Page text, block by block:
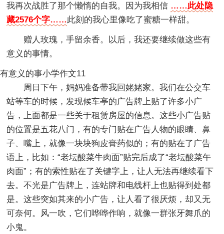
我再次战胜了那个懒惰的自我。因为我相信 ……此处隐
藏2576个字……此刻的我心里像吃了蜜糖一样甜。
赠人玫瑰，手留余香。以后，我还要继续做这些有
意义的事情。
有意义的事小学作文11
周日下午，妈妈准备带我回姥姥家。我们在公交车
站等车的时候，发现候车亭的广告牌上贴了许多小广
告，上面都是一些关于租赁房屋的信息。这些小广告贴
的位置是五花八门，有的专门贴在广告人物的眼睛、鼻
子、嘴上，就像一块块狗皮膏药似的；有的贴在了广告
语上，比如：“老坛酸菜牛肉面”贴完后成了“老坛酸菜午
肉面”；有的索性贴在了关键字上，让人无法再继续看下
去。不光是广告牌上，连站牌和电线杆上也贴得到处都
是。这些突如其来的小广告，让人看了很厌烦，却又无
可奈何。风一吹，它们哗哗作响，就像一群张牙舞爪的
小鬼。